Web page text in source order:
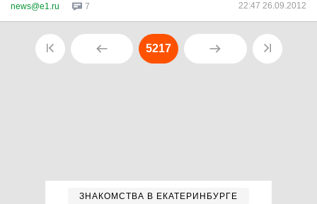
news@e1.ru 7 22:47 26.09.2012
5217
ЗНАКОМСТВА В ЕКАТЕРИНБУРГЕ